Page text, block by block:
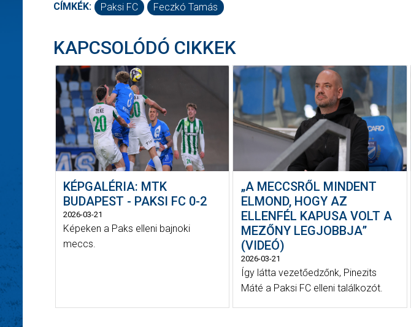
CÍMKÉK: Paksi FC Feczkó Tamás
KAPCSOLÓDÓ CIKKEK
KÉPGALÉRIA: MTK
BUDAPEST - PAKSI FC 0-2
2026-03-21
Képeken a Paks elleni bajnoki
meccs.
„A MECCSRŐL MINDENT
ELMOND, HOGY AZ
ELLENFÉL KAPUSA VOLT A
MEZŐNY LEGJOBBJA”
(VIDEÓ)
2026-03-21
Így látta vezetőedzőnk, Pinezits
Máté a Paksi FC elleni találkozót.